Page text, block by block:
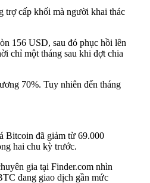
trợ cấp khối mà người khai thác
156 USD, sau đó phục hồi lên
chỉ một tháng sau khi đợt chia
70%. Tuy nhiên đến tháng
Bitcoin đã giảm từ 69.000
hai chu kỳ trước.
gia tại Finder.com nhìn
đang giao dịch gần mức